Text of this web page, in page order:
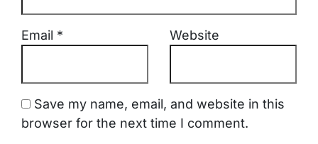
Email * Website
Save my name, email, and website in this
browser for the next time I comment.